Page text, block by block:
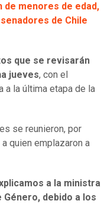
de menores de edad,
de Chile
que se revisarán
jueves, con el
a la última etapa de la
se reunieron, por
a quien emplazaron a
a la ministra
debido a los